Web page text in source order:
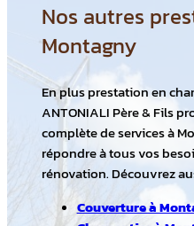
Nos autres
Montagny
En plus prestation en
ANTONIALI Père & Fils
complète de services à
répondre à tous vos
rénovation. Découvrez
Couverture à